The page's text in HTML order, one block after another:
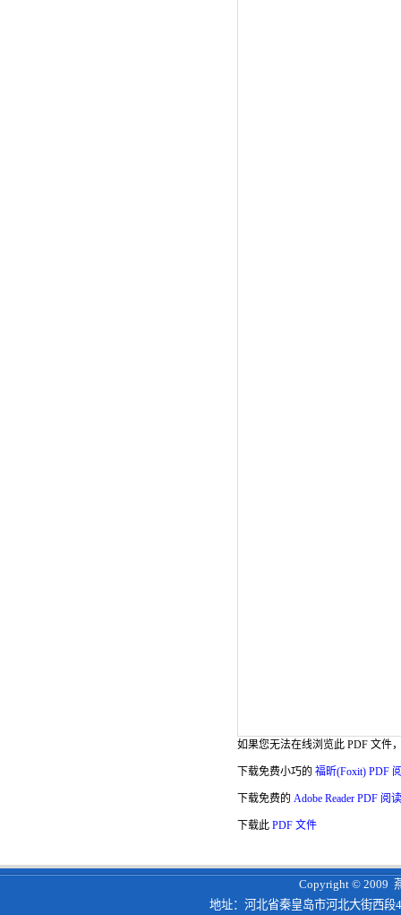
如果您无法在线浏览此 PDF 文件
下载免费小巧的 福昕(Foxit) PDF
下载免费的 Adobe Reader PDF 阅
下载此 PDF 文件
Copyright © 2009
地址：河北省秦皇岛市河北大街西段